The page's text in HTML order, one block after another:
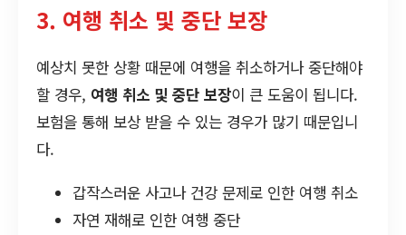
3. 여행 취소 및 중단 보장
예상치 못한 상황 때문에 여행을 취소하거나 중단해야
할 경우, 여행 취소 및 중단 보장이 큰 도움이 됩니다.
보험을 통해 보상 받을 수 있는 경우가 많기 때문입니
다.
갑작스러운 사고나 건강 문제로 인한 여행 취소
자연 재해로 인한 여행 중단